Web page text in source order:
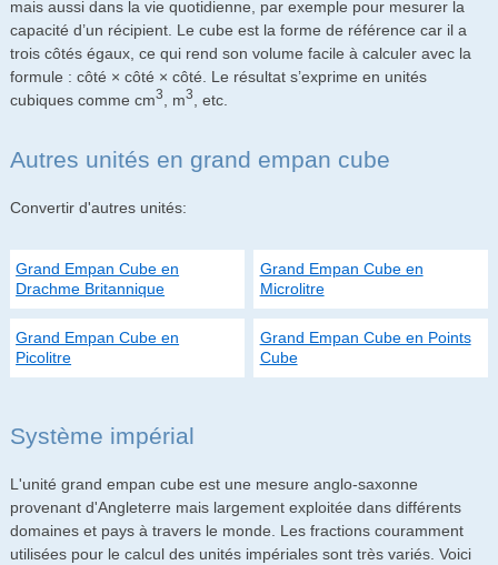
mais aussi dans la vie quotidienne, par exemple pour mesurer la
capacité d’un récipient. Le cube est la forme de référence car il a
trois côtés égaux, ce qui rend son volume facile à calculer avec la
formule : côté × côté × côté. Le résultat s’exprime en unités
cubiques comme cm3 , m3 , etc.
Autres unités en grand empan cube
Convertir d'autres unités:
Grand Empan Cube en
Drachme Britannique
Grand Empan Cube en
Microlitre
Grand Empan Cube en
Picolitre
Grand Empan Cube en Points
Cube
Système impérial
L'unité grand empan cube est une mesure anglo-saxonne
provenant d'Angleterre mais largement exploitée dans différents
domaines et pays à travers le monde. Les fractions couramment
utilisées pour le calcul des unités impériales sont très variés. Voici